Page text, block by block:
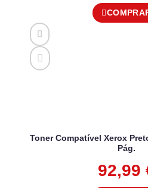
Toner Compatível Xerox
Pág.
92,99